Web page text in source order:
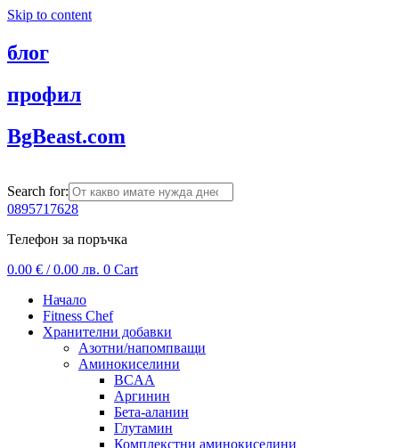
Skip to content
блог
профил
BgBeast.com
Search for:
0895717628
Телефон за поръчка
0.00 € / 0.00 лв. 0 Cart
Начало
Fitness Chef
Хранителни добавки
Азотни/напомпващи
Аминокиселини
BCAA
Аргинин
Бета-аланин
Глутамин
Комплекстни аминокиселини